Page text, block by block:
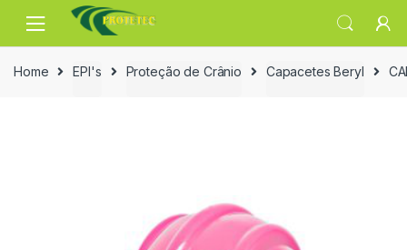
navigation
content
Home
EPI's Proteção de Crânio Capacetes Beryl